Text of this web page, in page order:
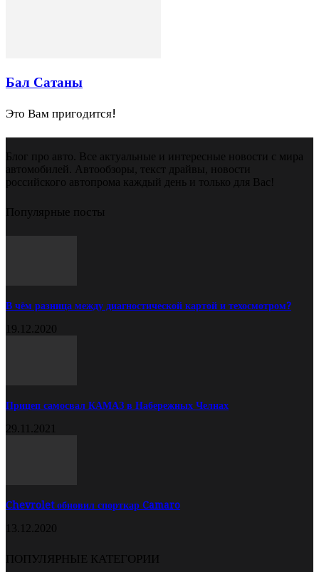
Бал Сатаны
Это Вам пригодится!
Блог про авто. Все актуальные и интересные новости с мира
автомобилей. Автообзоры, текст драйвы, новости
российского автопрома каждый день и только для Вас!
Популярные посты
В чём разница между диагностической картой и техосмотром?
19.12.2020
Прицеп самосвал КАМАЗ в Набережных Челнах
29.11.2021
Chevrolet обновил спорткар Camaro
13.12.2020
ПОПУЛЯРНЫЕ КАТЕГОРИИ